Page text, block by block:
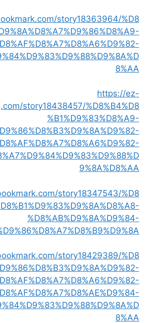
story18363964/%D8
8%AA
https://ez-
story18438457/%D8%B4%D8
%B1%D9%83%D8%A9-
9%8A%D8%AA
story18347543/%D8
%D8%AB%D9%8A%D9%84-
story18429389/%D8
8%AA